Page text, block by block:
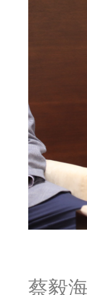
蔡毅